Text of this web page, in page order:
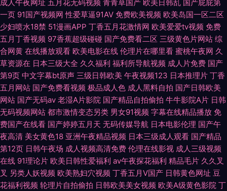
成人午夜网址 五月花无码视频 青青草国产 欧美日韩乱 国产屁屁第
一页 91国产视频网 性爱草逼91AV 免费欧美视频 欧美岛国一区二区
少妇喷水18禁 51漫画APP 丁香五月花激情网 欧美爱爱tv视频 免费
五月丁香视频 97香蕉超级碰碰 国产免费看二区 三级黄色片网站 综
合网黄 在线播放观看 欧美电影在线 伦理片在哪里看 蜜桃午夜网 久
草资源在 日本三级大全 久久福利 福利所导航视频 成人片免费 国产
第9页 中文字幕bt原声 三级日韩欧美 午夜视频123 日本推理片 丁香
五月网站 国产免费看视频 极品成人色 成人黑料自拍 国产日韩欧美
网站 国产无码av 老湿A片影院 国产精品自拍偷拍 牛牛影院A片 日韩
无码视频网站 都市激情变态另类 男女91视频 字幕在线精品播放 免
费国产在线看 国产婷婷五月天 无码传媒导航 日本电影伦理 国产午
夜高清 美女黄色18 亚洲午夜精品视频 日本三级成人观看 国产精品
第12页 日韩午夜场 成人视频高清免费 伦理在线影视 成人三级视频
在线 91理论片 欧美日韩性爱福利 av午夜探花福利 精品毛片 久久叉
叉 另类人妖视频 欧美熟妇穴视频 丁香五月V国产 日韩黄色网址 豆
花福利视频 轮理片自拍偷拍 日韩欧美美女视频 欧美A级黄色影院 丁